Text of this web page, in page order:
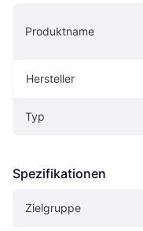
Produktname
Hersteller
Typ
Spezifikationen
Zielgruppe